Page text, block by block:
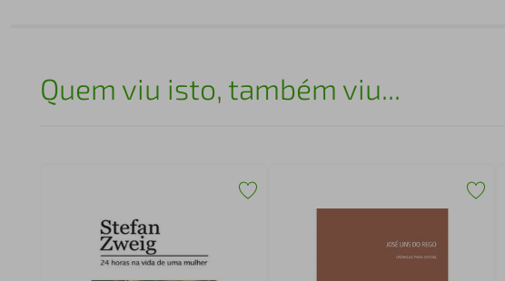
Quem viu isto, também viu...